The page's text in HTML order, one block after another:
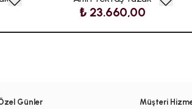
₺ 23.660,00
Günler Müşteri